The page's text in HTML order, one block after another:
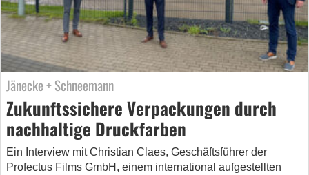
Jänecke + Schneemann
Zukunftssichere Verpackungen durch
nachhaltige Druckfarben
Ein Interview mit Christian Claes, Geschäftsführer der
Profectus Films GmbH, einem international aufgestellten